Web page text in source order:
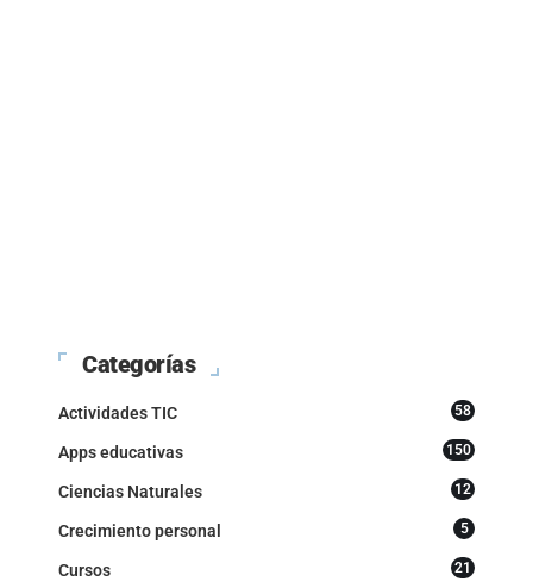
Categorías
Actividades TIC 58
Apps educativas 150
Ciencias Naturales 12
Crecimiento personal 5
Cursos 21